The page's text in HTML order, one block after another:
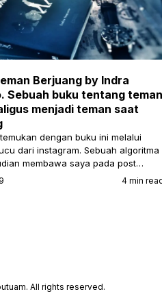
Berjuang by Indra
Sebuah buku tentang teman
menjadi teman saat
dengan buku ini melalui
dari instagram. Sebuah algoritma
membawa saya pada post…
4 min
All rights reserved.